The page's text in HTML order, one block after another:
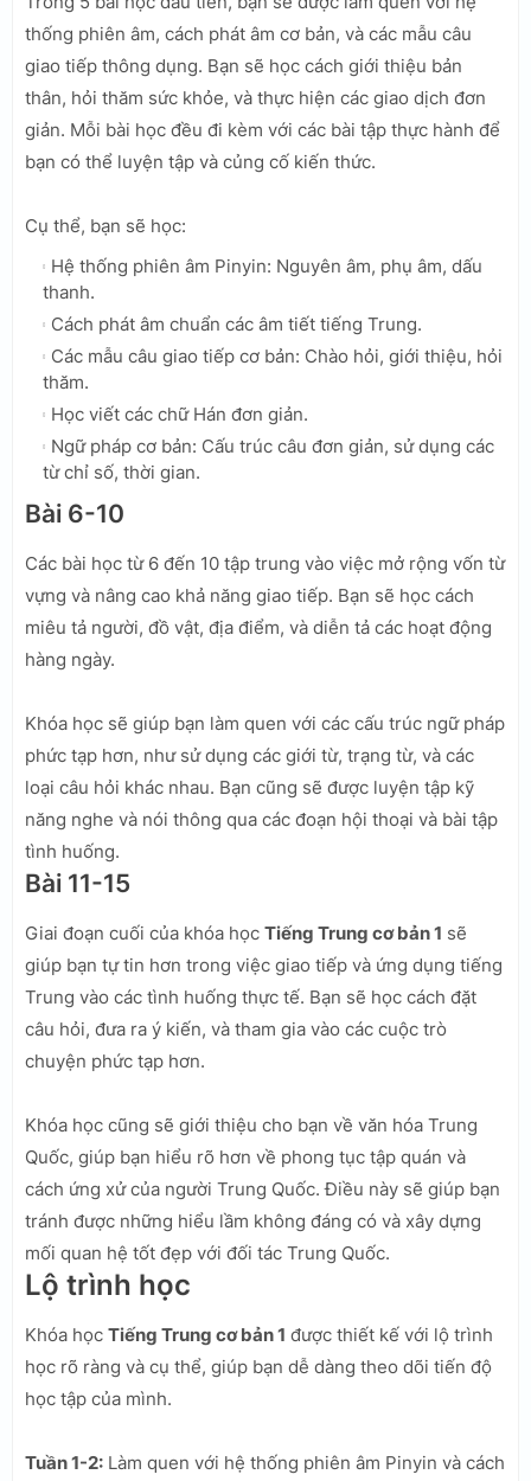
thống phiên âm, cách phát âm cơ bản, và các mẫu câu
giao tiếp thông dụng. Bạn sẽ học cách giới thiệu bản
thân, hỏi thăm sức khỏe, và thực hiện các giao dịch đơn
giản. Mỗi bài học đều đi kèm với các bài tập thực hành để
bạn có thể luyện tập và củng cố kiến thức.
Cụ thể, bạn sẽ học:
Hệ thống phiên âm Pinyin: Nguyên âm, phụ âm, dấu
thanh.
Cách phát âm chuẩn các âm tiết tiếng Trung.
Các mẫu câu giao tiếp cơ bản: Chào hỏi, giới thiệu, hỏi
thăm.
Học viết các chữ Hán đơn giản.
Ngữ pháp cơ bản: Cấu trúc câu đơn giản, sử dụng các
từ chỉ số, thời gian.
Bài 6-10
Các bài học từ 6 đến 10 tập trung vào việc mở rộng vốn từ
vựng và nâng cao khả năng giao tiếp. Bạn sẽ học cách
miêu tả người, đồ vật, địa điểm, và diễn tả các hoạt động
hàng ngày.
Khóa học sẽ giúp bạn làm quen với các cấu trúc ngữ pháp
phức tạp hơn, như sử dụng các giới từ, trạng từ, và các
loại câu hỏi khác nhau. Bạn cũng sẽ được luyện tập kỹ
năng nghe và nói thông qua các đoạn hội thoại và bài tập
tình huống.
Bài 11-15
Giai đoạn cuối của khóa học Tiếng Trung cơ bản 1 sẽ
giúp bạn tự tin hơn trong việc giao tiếp và ứng dụng tiếng
Trung vào các tình huống thực tế. Bạn sẽ học cách đặt
câu hỏi, đưa ra ý kiến, và tham gia vào các cuộc trò
chuyện phức tạp hơn.
Khóa học cũng sẽ giới thiệu cho bạn về văn hóa Trung
Quốc, giúp bạn hiểu rõ hơn về phong tục tập quán và
cách ứng xử của người Trung Quốc. Điều này sẽ giúp bạn
tránh được những hiểu lầm không đáng có và xây dựng
mối quan hệ tốt đẹp với đối tác Trung Quốc.
Lộ trình học
Khóa học Tiếng Trung cơ bản 1 được thiết kế với lộ trình
học rõ ràng và cụ thể, giúp bạn dễ dàng theo dõi tiến độ
học tập của mình.
Tuần 1-2: Làm quen với hệ thống phiên âm Pinyin và cách